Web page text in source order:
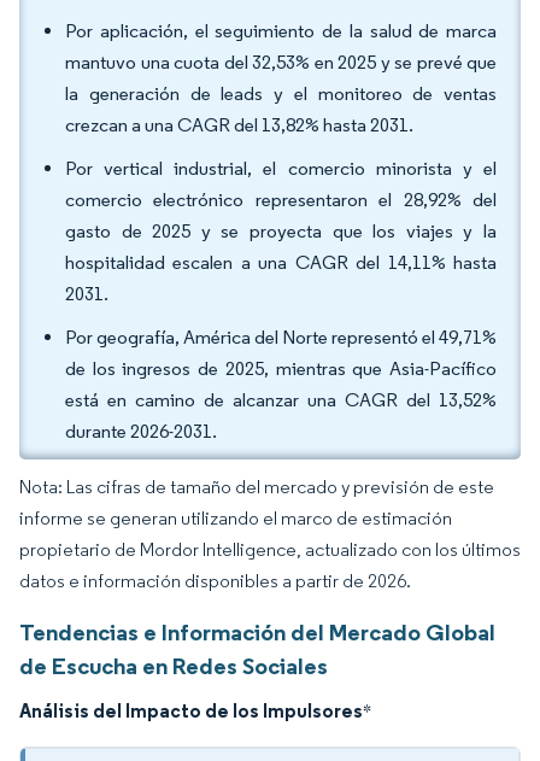
Por aplicación, el seguimiento de la salud de marca
mantuvo una cuota del 32,53% en 2025 y se prevé que
la generación de leads y el monitoreo de ventas
crezcan a una CAGR del 13,82% hasta 2031.
Por vertical industrial, el comercio minorista y el
comercio electrónico representaron el 28,92% del
gasto de 2025 y se proyecta que los viajes y la
hospitalidad escalen a una CAGR del 14,11% hasta
2031.
Por geografía, América del Norte representó el 49,71%
de los ingresos de 2025, mientras que Asia-Pacífico
está en camino de alcanzar una CAGR del 13,52%
durante 2026-2031.
Nota: Las cifras de tamaño del mercado y previsión de este
informe se generan utilizando el marco de estimación
propietario de Mordor Intelligence, actualizado con los últimos
datos e información disponibles a partir de 2026.
Tendencias e Información del Mercado Global
de Escucha en Redes Sociales
Análisis del Impacto de los Impulsores*